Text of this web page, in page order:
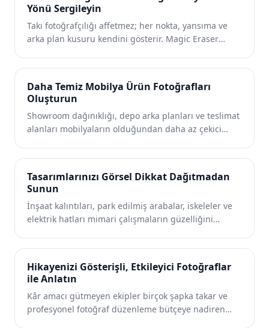
Yönü Sergileyin
Takı fotoğrafçılığı affetmez; her nokta, yansıma ve
arka plan kusuru kendini gösterir. Magic Eraser
parçalar kadar parlak ürün görselleri
oluşturmalarına yardımcı olur.
Daha Temiz Mobilya Ürün Fotoğrafları
Oluşturun
Showroom dağınıklığı, depo arka planları ve teslimat
alanları mobilyaların olduğundan daha az çekici
perakendecilerinin, üreticilerinin ve satıcıların,
oluşturmasına yardımcı olur.
Tasarımlarınızı Görsel Dikkat Dağıtmadan
Sunun
İnşaat kalıntıları, park edilmiş arabalar, iskeleler ve
elektrik hatları mimari çalışmaların güzelliğini
görselleştirme stüdyolarının yalnızca tasarıma
sunmalarına yardımcı olur.
Hikayenizi Gösterişli, Etkileyici Fotoğraflar
ile Anlatın
Kâr amacı gütmeyen ekipler birçok şapka takar ve
profesyonel fotoğraf düzenleme bütçeye nadiren